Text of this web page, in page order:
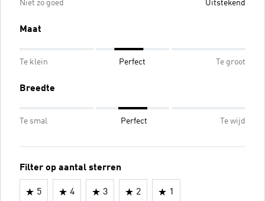
Niet zo goed Uitstekend
Maat
Te klein Perfect Te groot
Breedte
Te smal Perfect Te wijd
Filter op aantal sterren
5 4 3 2 1